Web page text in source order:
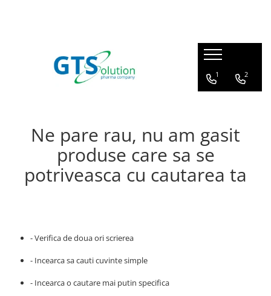
Seturi ingrijire
Protectie solara
Creme de ochi
Creme de fata
Ingrijire corp - fermitate
Articulatii, oase, muschi
Imunitate, raceala si gripa
Calitatea vietii
1 2
Ne pare rau, nu am gasit
produse care sa se
potriveasca cu cautarea ta
- Verifica de doua ori scrierea
- Incearca sa cauti cuvinte simple
- Incearca o cautare mai putin specifica